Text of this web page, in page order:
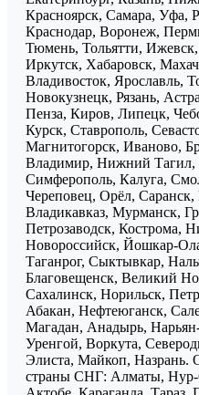
Красноярск, Самара, Уфа,
Краснодар, Воронеж,
Тюмень, Тольятти, Ижевск,
Иркутск, Хабаровск,
Владивосток, Ярославль,
Новокузнецк, Рязань,
Пенза, Киров, Липецк,
Курск, Ставрополь,
Магнитогорск, Иваново,
Владимир, Нижний Тагил,
Симферополь, Калуга,
Череповец, Орёл, Саранск,
Владикавказ, Мурманск,
Петрозаводск, Кострома,
Новороссийск, Йошкар-
Таганрог, Сыктывкар,
Благовещенск, Великий
Сахалинск, Норильск,
Абакан, Нефтеюганск,
Магадан, Анадырь,
Уренгой, Воркута,
Элиста, Майкоп, Назрань.
страны СНГ: Алматы,